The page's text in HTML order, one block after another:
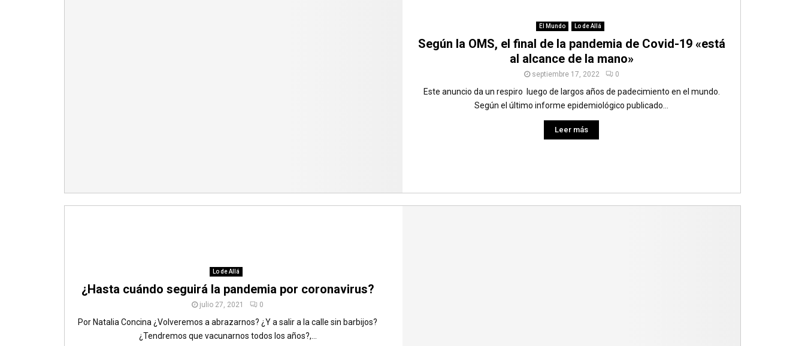
El Mundo Lo de Allá
Según la OMS, el final de la pandemia de Covid-19 «está
al alcance de la mano»
septiembre 17, 2022 0
Este anuncio da un respiro luego de largos años de padecimiento en el mundo.
Según el último informe epidemiológico publicado...
Leer más
Lo de Allá
¿Hasta cuándo seguirá la pandemia por coronavirus?
julio 27, 2021 0
Por Natalia Concina ¿Volveremos a abrazarnos? ¿Y a salir a la calle sin barbijos?
¿Tendremos que vacunarnos todos los años?,...